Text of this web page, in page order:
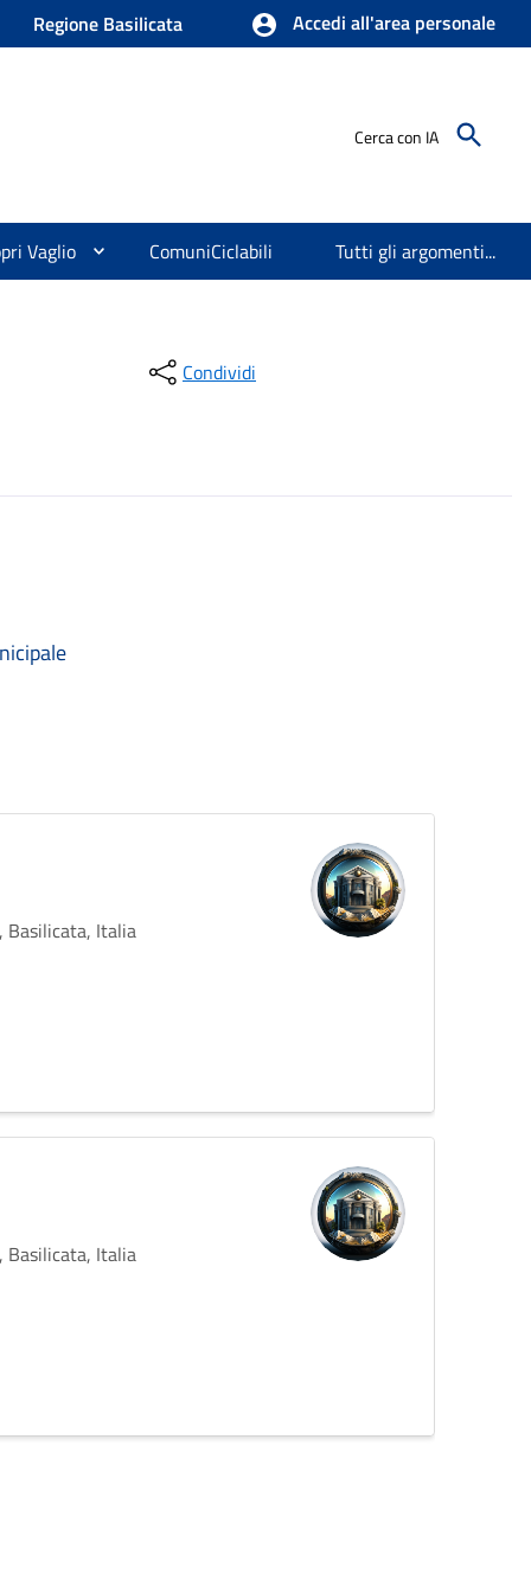
Regione Basilicata Accedi all'area personale
Cerca con IA
Vaglio ComuniCiclabili Tutti gli argomenti...
Condividi
Basilicata, Italia
Basilicata, Italia